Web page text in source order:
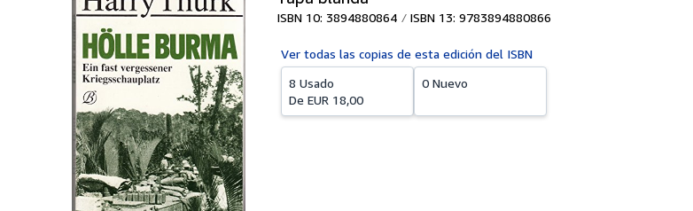
ISBN 10: 3894880864 ISBN 13: 9783894880866
Ver todas las copias de esta edición del ISBN
8 Usado
De EUR 18,00
0 Nuevo